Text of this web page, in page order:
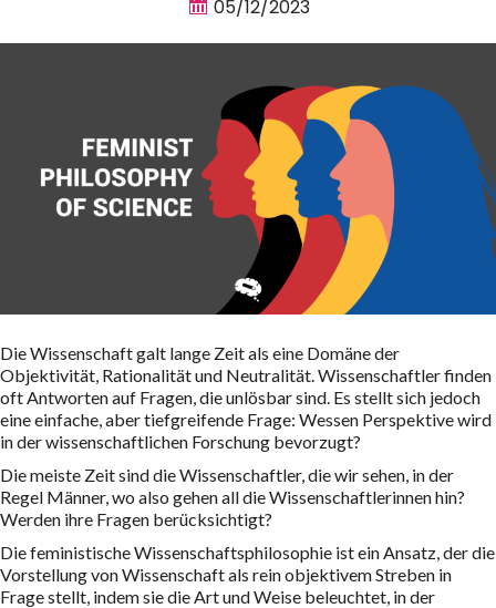
05/12/2023
Die Wissenschaft galt lange Zeit als eine Domäne der
Objektivität, Rationalität und Neutralität. Wissenschaftler finden
oft Antworten auf Fragen, die unlösbar sind. Es stellt sich jedoch
eine einfache, aber tiefgreifende Frage: Wessen Perspektive wird
in der wissenschaftlichen Forschung bevorzugt?
Die meiste Zeit sind die Wissenschaftler, die wir sehen, in der
Regel Männer, wo also gehen all die Wissenschaftlerinnen hin?
Werden ihre Fragen berücksichtigt?
Die feministische Wissenschaftsphilosophie ist ein Ansatz, der die
Vorstellung von Wissenschaft als rein objektivem Streben in
Frage stellt, indem sie die Art und Weise beleuchtet, in der